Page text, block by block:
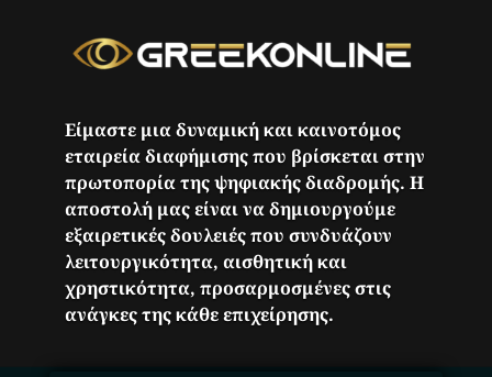
Είμαστε μια δυναμική και καινοτόμος
εταιρεία διαφήμισης που βρίσκεται στην
πρωτοπορία της ψηφιακής διαδρομής. Η
αποστολή μας είναι να δημιουργούμε
εξαιρετικές δουλειές που συνδυάζουν
λειτουργικότητα, αισθητική και
χρηστικότητα, προσαρμοσμένες στις
ανάγκες της κάθε επιχείρησης.